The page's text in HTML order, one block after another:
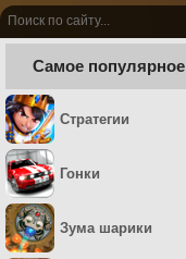
Самое популярное
Стратегии
Гонки
Зума шарики